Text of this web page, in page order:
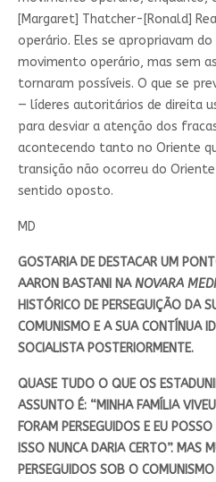
[Margaret] Thatcher-[Ronald]
operário. Eles se apropriavam
movimento operário, mas sem
tornaram possíveis. O que se
— líderes autoritários de direita
para desviar a atenção dos
acontecendo tanto no Oriente
transição não ocorreu do
sentido oposto.
MD
GOSTARIA DE DESTACAR UM
AARON BASTANI NANOVARA
HISTÓRICO DE PERSEGUIÇÃO DA
COMUNISMO E A SUA CONTÍNUA
SOCIALISTA POSTERIORMENTE.
QUASE TUDO O QUE OS
ASSUNTO É: “MINHA FAMÍLIA
FORAM PERSEGUIDOS E EU
ISSO NUNCA DARIA CERTO”. MAS
PERSEGUIDOS SOB O